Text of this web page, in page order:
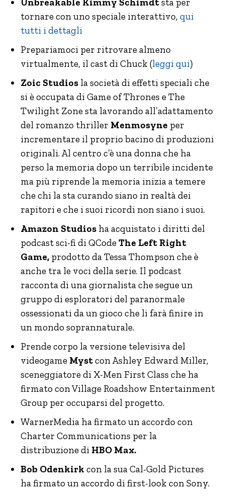
tornare con uno speciale interattivo, qui
tutti i dettagli
Prepariamoci per ritrovare almeno
virtualmente, il cast di Chuck (leggi qui)
Zoic Studios la società di effetti speciali che
si è occupata di Game of Thrones e The
Twilight Zone sta lavorando all’adattamento
del romanzo thriller Menmosyne per
incrementare il proprio bacino di produzioni
originali. Al centro c’è una donna che ha
perso la memoria dopo un terribile incidente
ma più riprende la memoria inizia a temere
che chi la sta curando siano in realtà dei
rapitori e che i suoi ricordi non siano i suoi.
Amazon Studios ha acquistato i diritti del
podcast sci-fi di QCodeThe Left Right
Game, prodotto da Tessa Thompson che è
anche tra le voci della serie. Il podcast
racconta di una giornalista che segue un
gruppo di esploratori del paranormale
ossessionati da un gioco che li farà finire in
un mondo soprannaturale.
Prende corpo la versione televisiva del
videogame Mystcon Ashley Edward Miller,
sceneggiatore di X-Men First Class che ha
firmato con Village Roadshow Entertainment
Group per occuparsi del progetto.
WarnerMedia ha firmato un accordo con
Charter Communications per la
distribuzione di HBO Max.
Bob Odenkirk con la sua Cal-Gold Pictures
ha firmato un accordo di first-look con Sony.